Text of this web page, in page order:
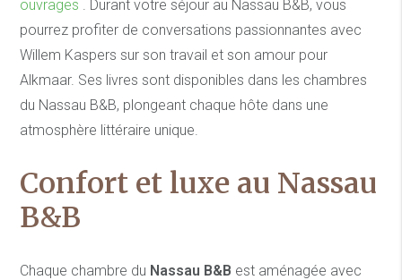
ouvrages . Durant votre séjour au Nassau B&B, vous
pourrez profiter de conversations passionnantes avec
Willem Kaspers sur son travail et son amour pour
Alkmaar. Ses livres sont disponibles dans les chambres
du Nassau B&B, plongeant chaque hôte dans une
atmosphère littéraire unique.
Confort et luxe au Nassau
B&B
Chaque chambre du Nassau B&B est aménagée avec